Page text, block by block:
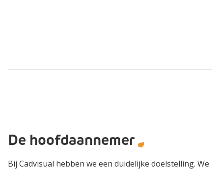
De hoofdaannemer
Bij Cadvisual hebben we een duidelijke doelstelling. We